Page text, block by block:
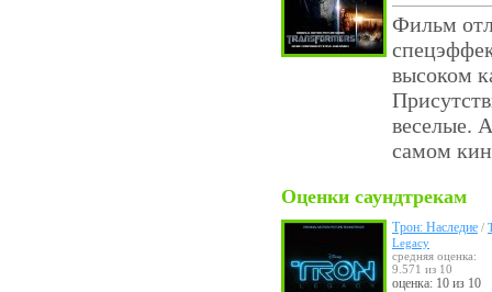
Фильм
высоком
веселые.
самом
Оценки саундтрекам
Трон: Наследие /
Legacy
средняя оценка:
9.571 из 10
оценка: 10 из 10